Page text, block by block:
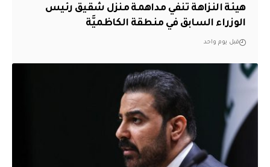
هيئة النزاهة تنفي مداهمة منزل شقيق رئيس
الوزراء السابق في منطقة الكاظميَّة
قبل يوم واحد